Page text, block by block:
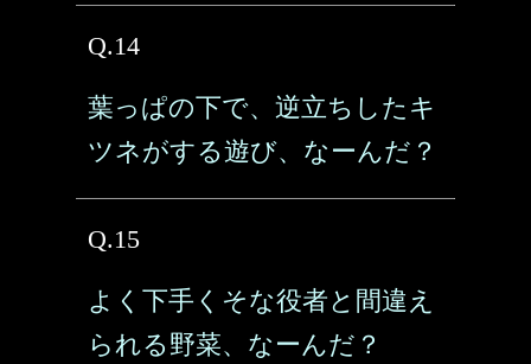
Q.14
葉っぱの下で、逆立ちしたキ
ツネがする遊び、なーんだ？
Q.15
よく下手くそな役者と間違え
られる野菜、なーんだ？